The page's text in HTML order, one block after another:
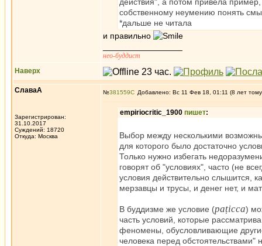
собственному неумению понять
*дальше не читала
и правильно
нео-буддист
Наверх
СлаваА
Зарегистрирован:
31.10.2017
Суждений: 18720
Откуда: Москва
№381559 Добавлено: Вс 11 Фев 18, 01:11 (8 лет
empiriocritic_1900 пишет:
Выбор между несколькими
для которого было достаточно
Только нужно избегать
говорят об "условиях", часто (не
условия действительно слышится,
мерзавцы и трусы, и денег нет, и
В буддизме же условие (paṭicca)
часть условий, которые
феномены, обусловливающие
человека перед